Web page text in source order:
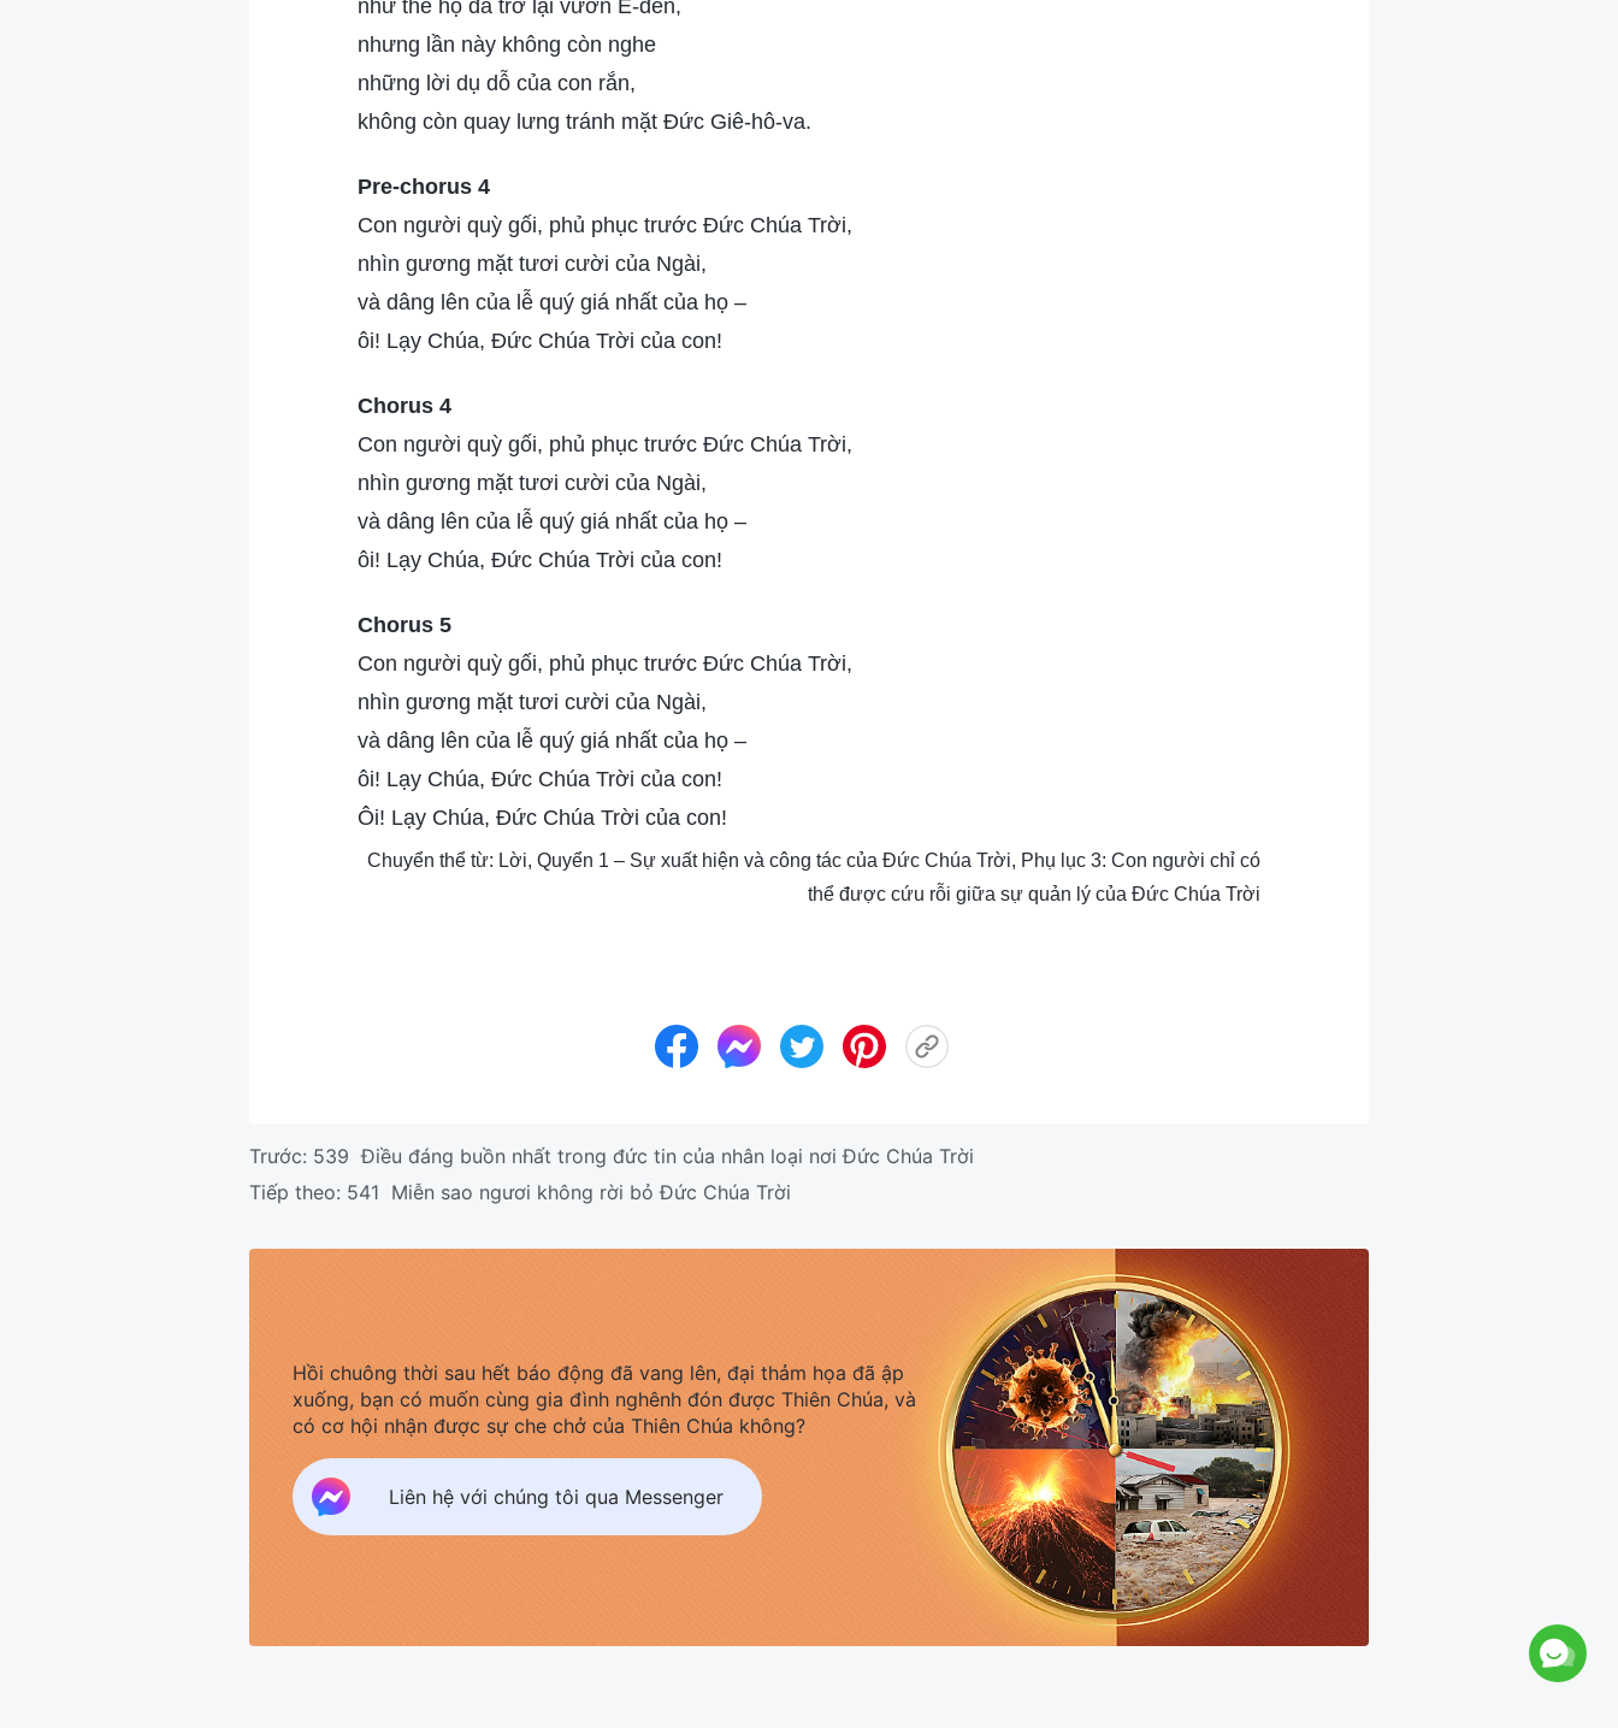
như thể họ đã trở lại vườn Ê-đen,
nhưng lần này không còn nghe
những lời dụ dỗ của con rắn,
không còn quay lưng tránh mặt Đức Giê-hô-va.
Pre-chorus 4
Con người quỳ gối, phủ phục trước Đức Chúa Trời,
nhìn gương mặt tươi cười của Ngài,
và dâng lên của lễ quý giá nhất của họ –
ôi! Lạy Chúa, Đức Chúa Trời của con!
Chorus 4
Con người quỳ gối, phủ phục trước Đức Chúa Trời,
nhìn gương mặt tươi cười của Ngài,
và dâng lên của lễ quý giá nhất của họ –
ôi! Lạy Chúa, Đức Chúa Trời của con!
Chorus 5
Con người quỳ gối, phủ phục trước Đức Chúa Trời,
nhìn gương mặt tươi cười của Ngài,
và dâng lên của lễ quý giá nhất của họ –
ôi! Lạy Chúa, Đức Chúa Trời của con!
Ôi! Lạy Chúa, Đức Chúa Trời của con!
Chuyển thể từ: Lời, Quyển 1 – Sự xuất hiện và công tác của Đức Chúa Trời, Phụ lục 3: Con người chỉ có
thể được cứu rỗi giữa sự quản lý của Đức Chúa Trời
Trước: 539 Điều đáng buồn nhất trong đức tin của nhân loại nơi Đức Chúa Trời
Tiếp theo: 541 Miễn sao ngươi không rời bỏ Đức Chúa Trời
Hồi chuông thời sau hết báo động đã vang lên, đại thảm họa đã ập
xuống, bạn có muốn cùng gia đình nghênh đón được Thiên Chúa, và
có cơ hội nhận được sự che chở của Thiên Chúa không?
Liên hệ với chúng tôi qua Messenger